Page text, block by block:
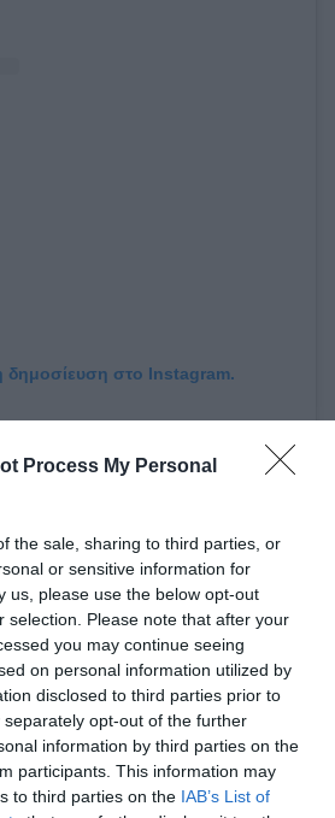
Process My Personal
the sale, sharing to third parties, or
or sensitive information for
us, please use the below opt-out
selection. Please note that after your
you may continue seeing
on personal information utilized by
disclosed to third parties prior to
opt-out of the further
information by third parties on the
participants. This information may
to third parties on the IAB’s List of
δημοσίευση στο Instagram.
Η δημοσίευση κοινοποιήθηκε από το χρήστη Animal Haven (@animalhaven)
από την πρεμιέρα, η